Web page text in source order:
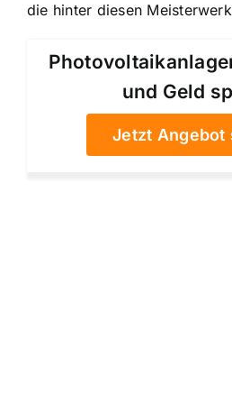
die hinter diesen
und Geld
Jetzt Angebot